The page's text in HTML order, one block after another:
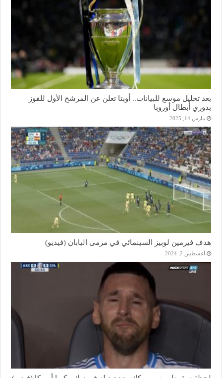
بعد تحليل موسع للبيانات.. أوبتا تعلن عن المرشح الأول للفوز
بدوري أبطال أوروبا
مارس 14, 2025
هدف فيرمين لوبيز السينمائي في مرمى اليابان (فيديو)
أغسطس 2, 2024